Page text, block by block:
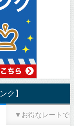
ク】
▼お得なレートで